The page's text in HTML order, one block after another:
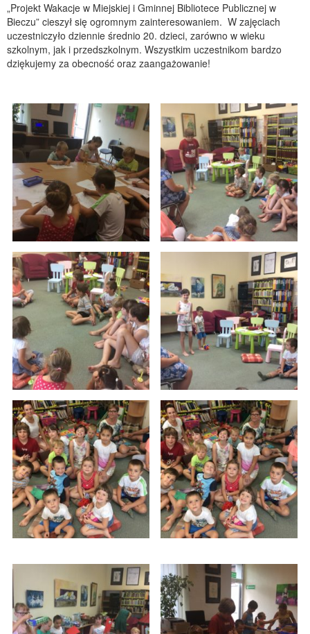
„Projekt Wakacje w Miejskiej i Gminnej Bibliotece Publicznej w
Bieczu” cieszył się ogromnym zainteresowaniem. W zajęciach
uczestniczyło dziennie średnio 20. dzieci, zarówno w wieku
szkolnym, jak i przedszkolnym. Wszystkim uczestnikom bardzo
dziękujemy za obecność oraz zaangażowanie!